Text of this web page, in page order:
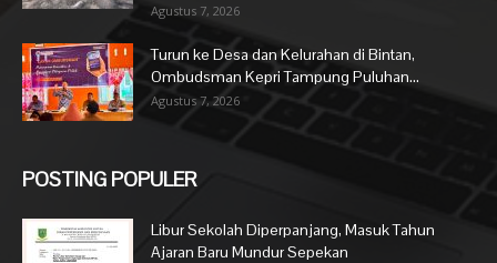
Agustus 7, 2026
Turun ke Desa dan Kelurahan di Bintan,
Ombudsman Kepri Tampung Puluhan...
Agustus 7, 2026
POSTING POPULER
Libur Sekolah Diperpanjang, Masuk Tahun
Ajaran Baru Mundur Sepekan